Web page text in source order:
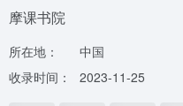
摩课书院
所在地：
中国
收录时间：
2023-11-25